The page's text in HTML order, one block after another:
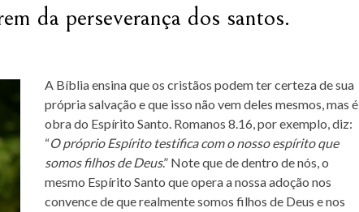
da perseverança dos santos.
A Bíblia ensina que os cristãos podem ter certeza de sua
própria salvação e que isso não vem deles mesmos, mas é
obra do Espírito Santo. Romanos 8.16, por exemplo, diz:
“O próprio Espírito testifica com o nosso espírito que
somos filhos de Deus.” Note que de dentro de nós, o
mesmo Espírito Santo que opera a nossa adoção nos
convence de que realmente somos filhos de Deus e nos